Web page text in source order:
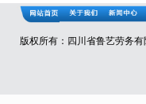
版权所有：四川省鲁艺劳务